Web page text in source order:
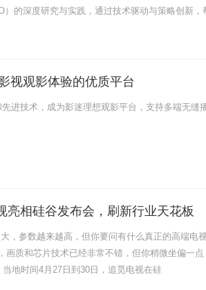
的深度研究与实践，通过技术驱动与策略创新，
视观影体验的优质平台
进技术，成为影迷理想观影平台，支持多端无缝
亮相硅谷发布会，刷新行业天花板
，参数越来越高，但你要问有什么真正的高端电
画质和芯片技术已经非常不错，但你稍微坐偏一点
当地时间4月27日到30日，追觅电视在硅